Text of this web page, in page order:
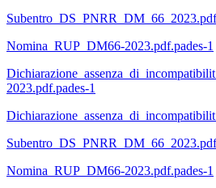
Nomina_RUP_DM66-2023.pdf.pades-1
2023.pdf.pades-1
Nomina_RUP_DM66-2023.pdf.pades-1